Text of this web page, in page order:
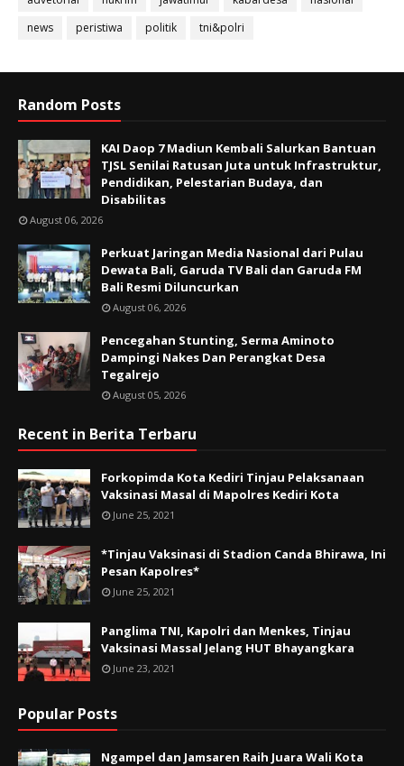
news
peristiwa politik tni&polri
Random Posts
KAI Daop 7 Madiun Kembali Salurkan Bantuan
TJSL Senilai Ratusan Juta untuk Infrastruktur,
Pendidikan, Pelestarian Budaya, dan
Disabilitas
August 06, 2026
Perkuat Jaringan Media Nasional dari Pulau
Dewata Bali, Garuda TV Bali dan Garuda FM
Bali Resmi Diluncurkan
August 06, 2026
Pencegahan Stunting, Serma Aminoto
Dampingi Nakes Dan Perangkat Desa
Tegalrejo
August 05, 2026
Recent in Berita Terbaru
Forkopimda Kota Kediri Tinjau Pelaksanaan
Vaksinasi Masal di Mapolres Kediri Kota
June 25, 2021
*Tinjau Vaksinasi di Stadion Canda Bhirawa, Ini
Pesan Kapolres*
June 25, 2021
Panglima TNI, Kapolri dan Menkes, Tinjau
Vaksinasi Massal Jelang HUT Bhayangkara
June 23, 2021
Popular Posts
Ngampel dan Jamsaren Raih Juara Wali Kota